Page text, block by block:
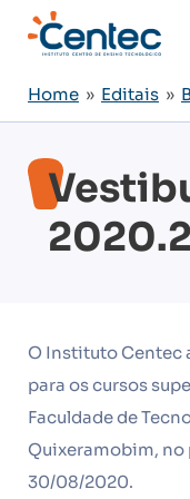
Home » Editais »
2020.2
O Instituto Centec
para os cursos
Faculdade de
Quixeramobim, no
30/08/2020.